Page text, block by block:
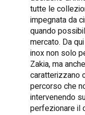
tutte le
impegnata da
quando
mercato. Da
inox non solo
Zakia, ma
caratterizzano
percorso che
intervenendo
perfezionare il